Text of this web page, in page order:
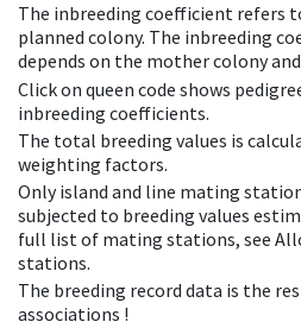
The inbreeding coefficient refers
planned colony. The inbreeding
depends on the mother colony and
Click on queen code shows
inbreeding coefficients.
The total breeding values is
weighting factors.
Only island and line mating
subjected to breeding values
full list of mating stations, see
stations.
The breeding record data is the
associations !